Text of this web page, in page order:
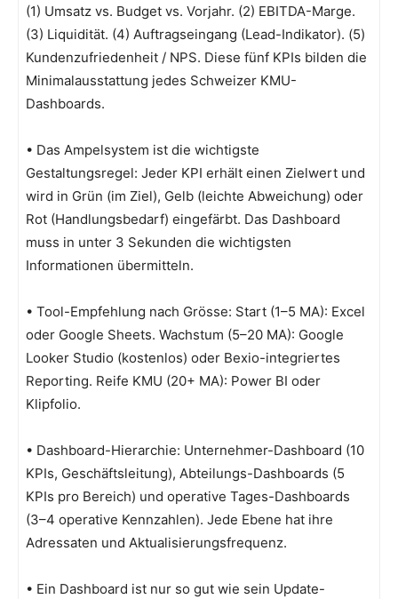
(1) Umsatz vs. Budget vs. Vorjahr. (2) EBITDA-Marge.
(3) Liquidität. (4) Auftragseingang (Lead-Indikator). (5)
Kundenzufriedenheit / NPS. Diese fünf KPIs bilden die
Minimalausstattung jedes Schweizer KMU-
Dashboards.
• Das Ampelsystem ist die wichtigste
Gestaltungsregel: Jeder KPI erhält einen Zielwert und
wird in Grün (im Ziel), Gelb (leichte Abweichung) oder
Rot (Handlungsbedarf) eingefärbt. Das Dashboard
muss in unter 3 Sekunden die wichtigsten
Informationen übermitteln.
• Tool-Empfehlung nach Grösse: Start (1–5 MA): Excel
oder Google Sheets. Wachstum (5–20 MA): Google
Looker Studio (kostenlos) oder Bexio-integriertes
Reporting. Reife KMU (20+ MA): Power BI oder
Klipfolio.
• Dashboard-Hierarchie: Unternehmer-Dashboard (10
KPIs, Geschäftsleitung), Abteilungs-Dashboards (5
KPIs pro Bereich) und operative Tages-Dashboards
(3–4 operative Kennzahlen). Jede Ebene hat ihre
Adressaten und Aktualisierungsfrequenz.
• Ein Dashboard ist nur so gut wie sein Update-